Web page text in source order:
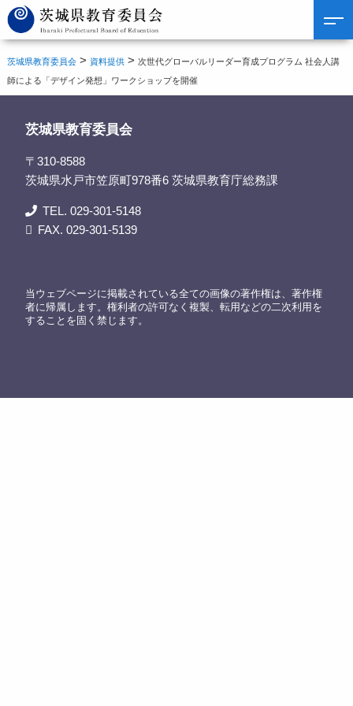
茨城県教育委員会 > 資料提供 >次世代グローバルリーダー育成プログラム 社会人講
師による「デザイン発想」ワークショップを開催
茨城県教育委員会
〒310-8588
茨城県水戸市笠原町978番6 茨城県教育庁総務課
TEL. 029-301-5148
FAX. 029-301-5139
当ウェブページに掲載されている全ての画像の著作権は、著作権
者に帰属します。権利者の許可なく複製、転用などの二次利用を
することを固く禁じます。